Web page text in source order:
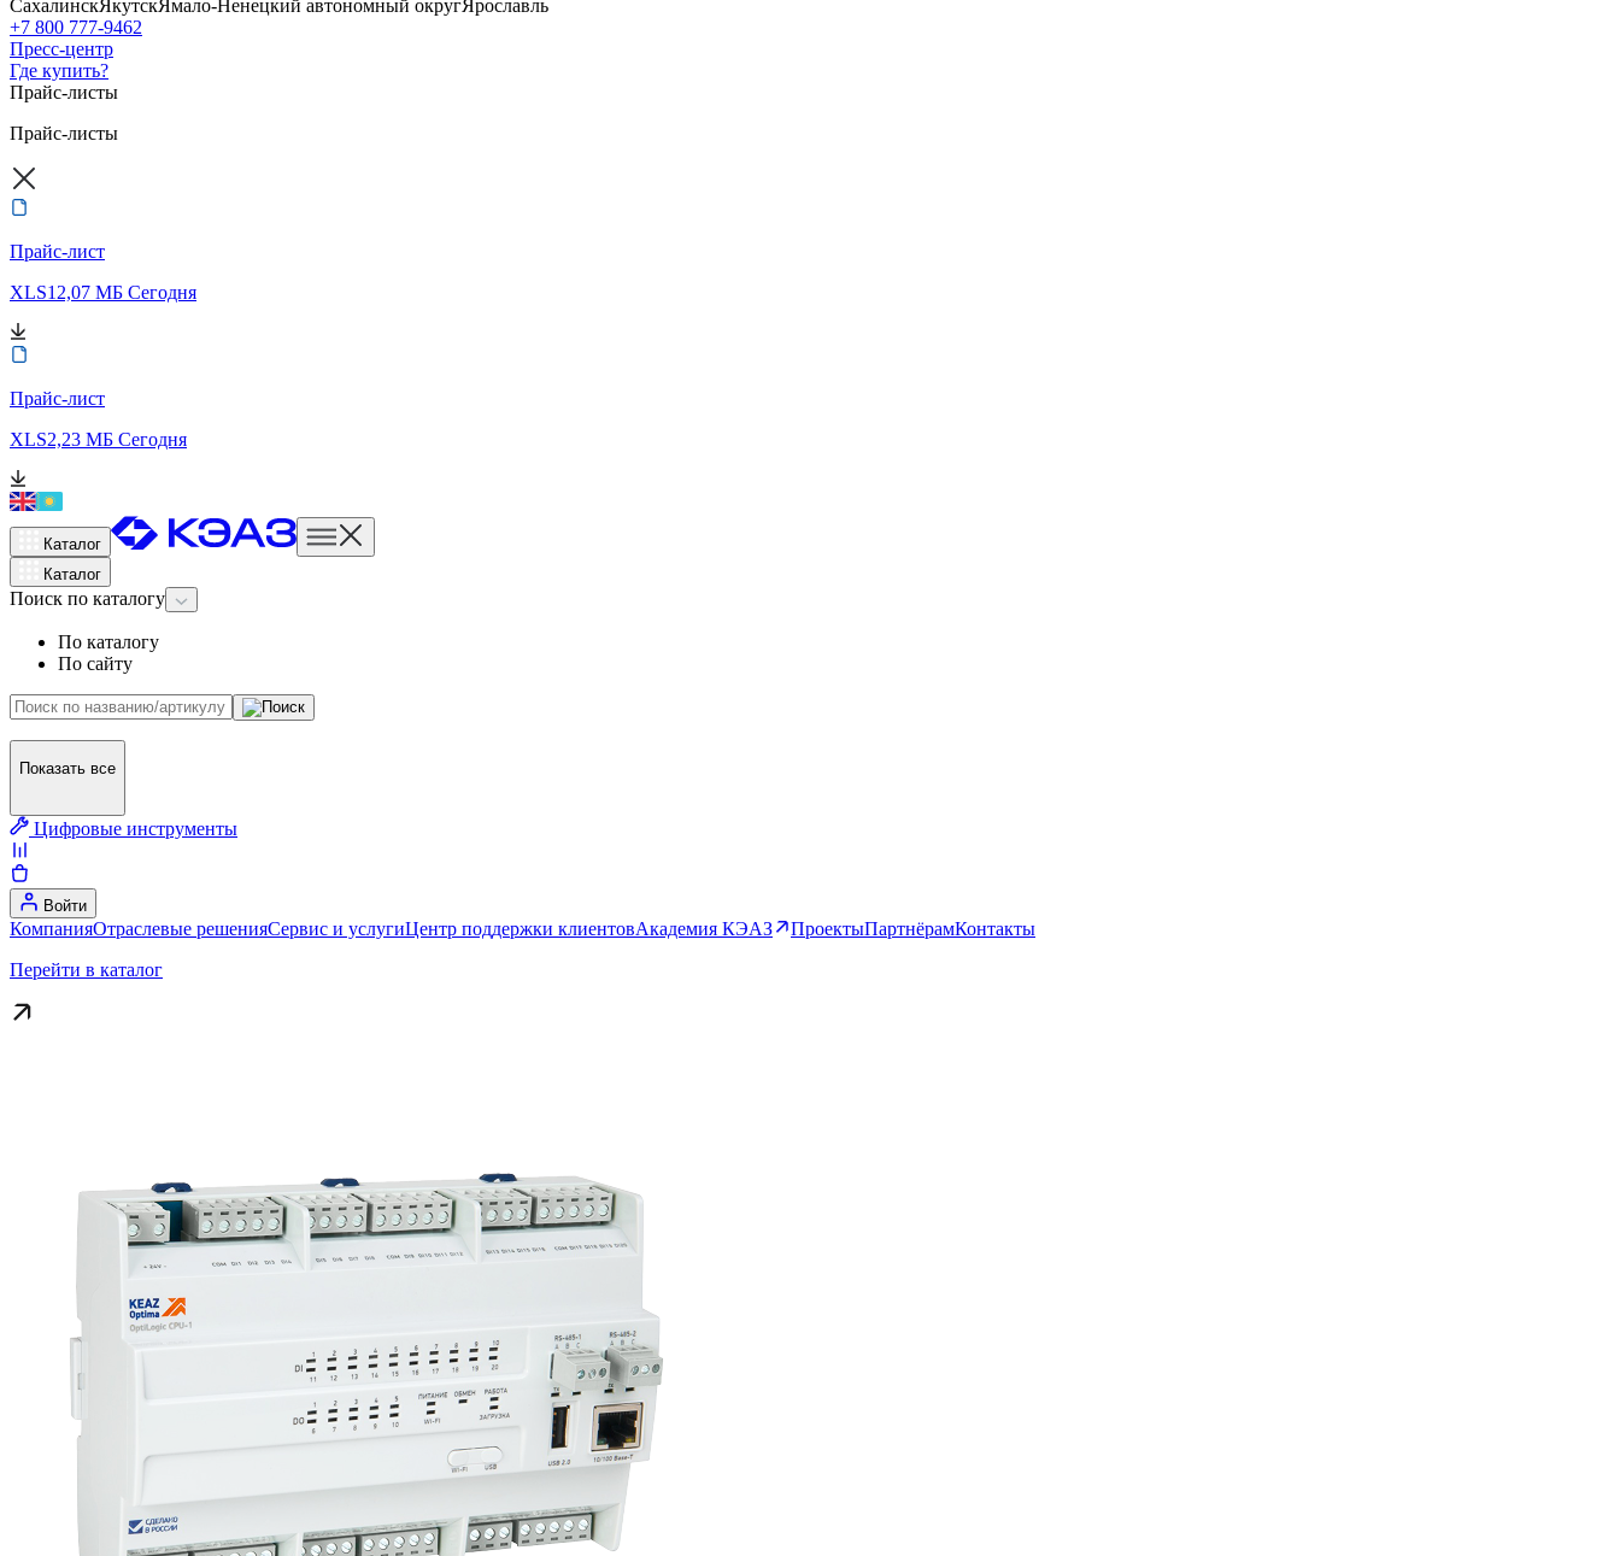
СахалинскЯкутскЯмало-Ненецкий автономный округЯрославль
+7 800 777-9462
Пресс-центр
Где купить?
Прайс-листы
Прайс-листы
Прайс-лист
XLS12,07 МБ Сегодня
Прайс-лист
XLS2,23 МБ Сегодня
Каталог
Каталог
Поиск по каталогу
По каталогу
По сайту
Показать все
Цифровые инструменты
Войти
КомпанияОтраслевые решенияСервис и услугиЦентр поддержки клиентовАкадемия КЭАЗ ПроектыПартнёрамКонтакты
Перейти в каталог